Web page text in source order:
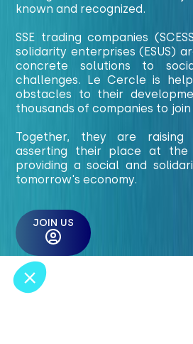
known and recognized.
SSE trading companies
solidarity enterprises (ESUS)
concrete solutions to
challenges. Le Cercle is
obstacles to their
thousands of companies to
Together, they are
asserting their place at the
providing a social and
tomorrow's economy.
JOIN US
Salut c'est nous...
les Cookies !
On a attendu d'être sûrs que le contenu de
ce site vous intéresse avant de vous
visite...
C'est OK pour vous ?
Pour modifier vos préférences par la
'Préférences de cookies' situé dans le pied
Voici pourquoi nous utilisons des
Partage de données avec Google
Non merci